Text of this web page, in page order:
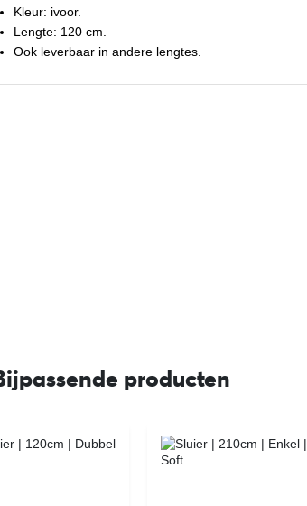
Kleur: ivoor.
Lengte: 120 cm.
Ook leverbaar in andere lengtes.
producten